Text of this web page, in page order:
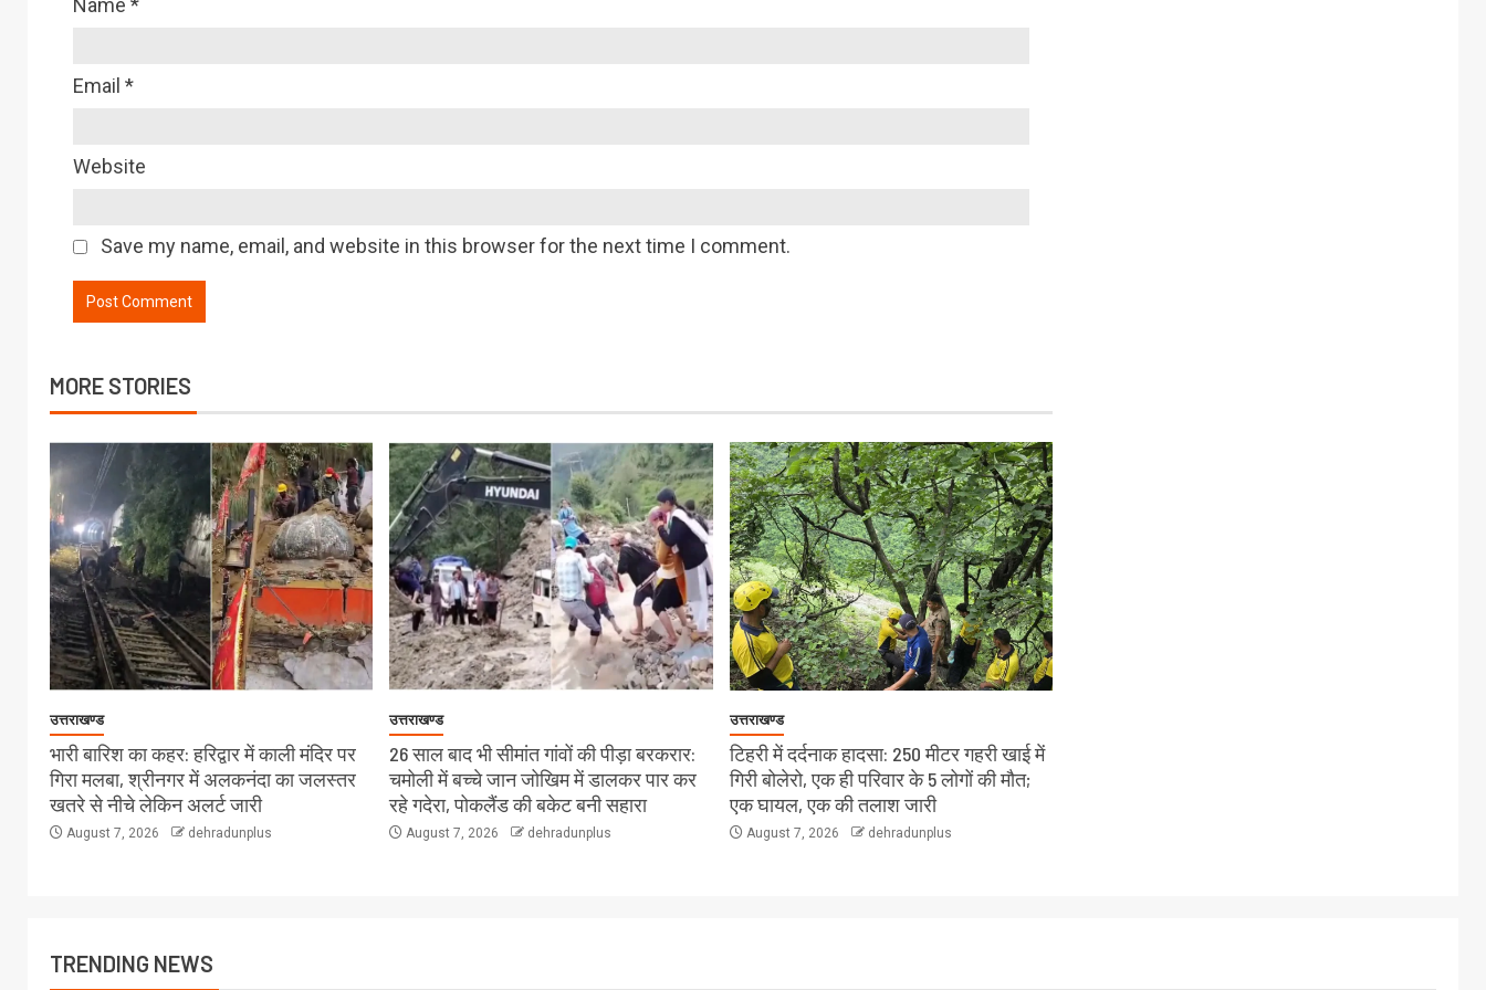
Email *
Website
Save my name, email, and website in this browser for the next time I comment.
MORE STORIES
उत्तराखण्ड
भारी बारिश का कहर: हरिद्वार में काली मंदिर पर
गिरा मलबा, श्रीनगर में अलकनंदा का जलस्तर
खतरे से नीचे लेकिन अलर्ट जारी
August 7, 2026 dehradunplus
उत्तराखण्ड
26 साल बाद भी सीमांत गांवों की पीड़ा बरकरार:
चमोली में बच्चे जान जोखिम में डालकर पार कर
रहे गदेरा, पोकलैंड की बकेट बनी सहारा
August 7, 2026 dehradunplus
उत्तराखण्ड
टिहरी में दर्दनाक हादसा: 250 मीटर गहरी खाई में
गिरी बोलेरो, एक ही परिवार के 5 लोगों की मौत;
एक घायल, एक की तलाश जारी
August 7, 2026 dehradunplus
TRENDING NEWS